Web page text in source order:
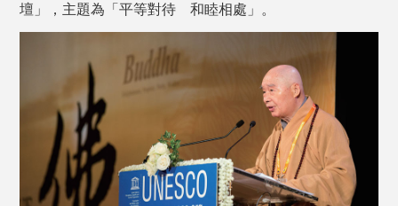
壇」，主題為「平等對待 和睦相處」。